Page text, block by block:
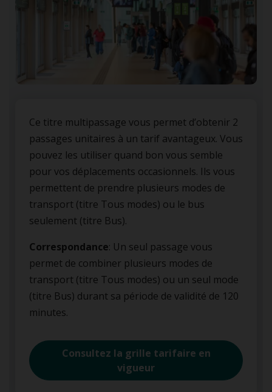
Ce titre multipassage vous permet d’obtenir 2
passages unitaires à un tarif avantageux. Vous
pouvez les utiliser quand bon vous semble
pour vos déplacements occasionnels. Ils vous
permettent de prendre plusieurs modes de
transport (titre Tous modes) ou le bus
seulement (titre Bus).
Correspondance: Un seul passage vous
permet de combiner plusieurs modes de
transport (titre Tous modes) ou un seul mode
(titre Bus) durant sa période de validité de 120
minutes.
Consultez la grille tarifaire en
vigueur